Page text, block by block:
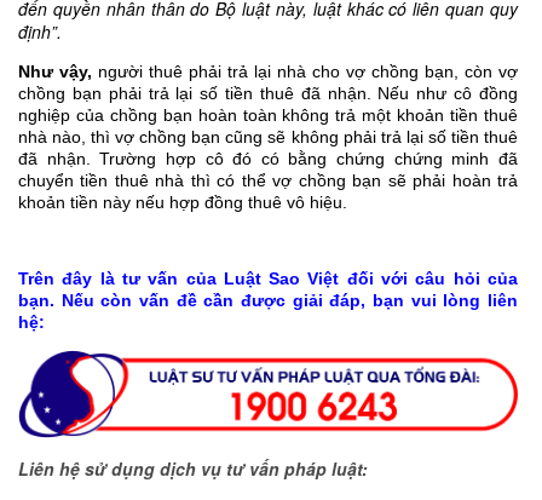
đến quyền nhân thân do Bộ luật này, luật khác có liên quan quy
định”.
Như vậy, người thuê phải trả lại nhà cho vợ chồng bạn, còn vợ
chồng bạn phải trả lại số tiền thuê đã nhận. Nếu như cô đồng
nghiệp của chồng bạn hoàn toàn không trả một khoản tiền thuê
nhà nào, thì vợ chồng bạn cũng sẽ không phải trả lại số tiền thuê
đã nhận. Trường hợp cô đó có bằng chứng chứng minh đã
chuyển tiền thuê nhà thì có thể vợ chồng bạn sẽ phải hoàn trả
khoản tiền này nếu hợp đồng thuê vô hiệu.
Trên đây là tư vấn của Luật Sao Việt đối với câu hỏi của
bạn. Nếu còn vấn đề cần được giải đáp, bạn vui lòng liên
hệ:
Liên hệ sử dụng dịch vụ tư vấn pháp luật: